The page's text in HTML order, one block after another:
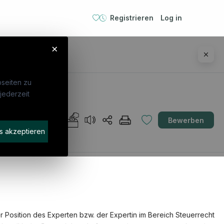
Registrieren Log in
Bewerben
des Experten bzw. der Expertin im Bereich Steuerrecht
×
zu
akzeptieren
Officer
Kandidaten finden